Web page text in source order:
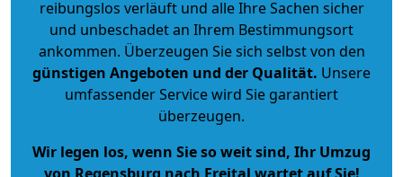
reibungslos verläuft und alle Ihre Sachen sicher
und unbeschadet an Ihrem Bestimmungsort
ankommen. Überzeugen Sie sich selbst von den
günstigen Angeboten und der Qualität. Unsere
umfassender Service wird Sie garantiert
überzeugen.
Wir legen los, wenn Sie so weit sind, Ihr Umzug
von Regensburg nach Freital wartet auf Sie!